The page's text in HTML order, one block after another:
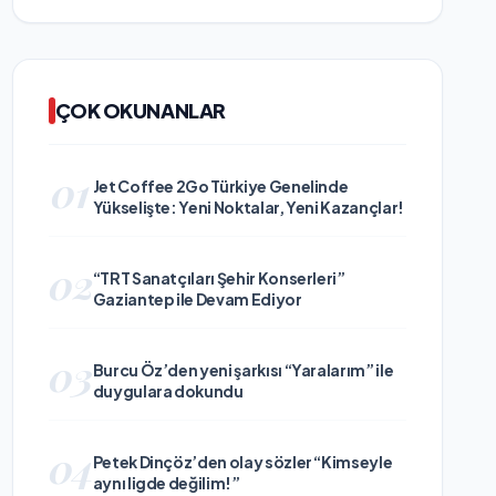
ÇOK OKUNANLAR
01 Jet Coffee 2Go Türkiye Genelinde
Yükselişte: Yeni Noktalar, Yeni Kazançlar!
02“TRT Sanatçıları Şehir Konserleri”
Gaziantep ile Devam Ediyor
03Burcu Öz’den yeni şarkısı “Yaralarım” ile
duygulara dokundu
04Petek Dinçöz’den olay sözler “Kimseyle
aynı ligde değilim!”